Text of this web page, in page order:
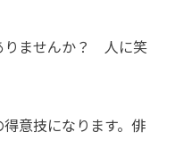
りませんか？ 人に笑
意技になります。俳